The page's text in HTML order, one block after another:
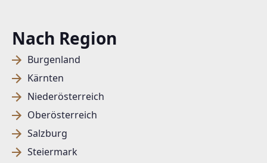
Nach Region
Burgenland
Kärnten
Niederösterreich
Oberösterreich
Salzburg
Steiermark